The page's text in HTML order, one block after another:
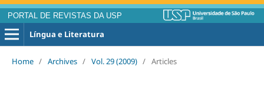
PORTAL DE REVISTAS DA USP
Língua e Literatura
Home / Archives / Vol. 29 (2009) / Articles